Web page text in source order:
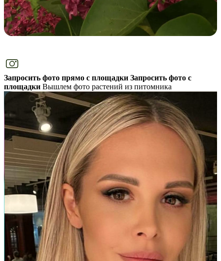
Запросить фото прямо с площадки Запросить фото с
площадки Вышлем фото растений из питомника